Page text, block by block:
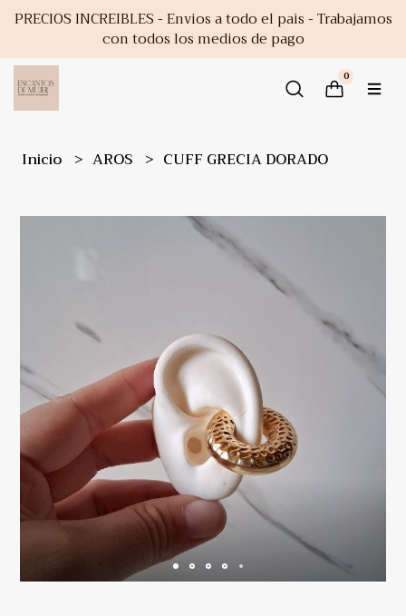
PRECIOS INCREIBLES - Envios a todo el pais - Trabajamos
con todos los medios de pago
0
Inicio AROS CUFF GRECIA DORADO